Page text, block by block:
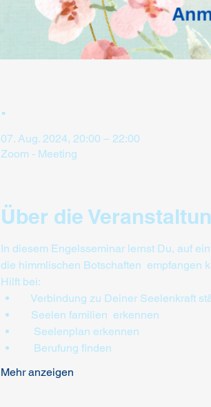
.
07. Aug. 2024, 20:00 – 22:00
Zoom - Meeting
Über die
In diesem Engelsseminar lernst Du, auf
die himmlischen Botschaften  empfangen
Hilft bei:
Verbindung zu Deiner Seelenkraft
Seelen familien  erkennen
Seelenplan erkennen
Berufung finden
Mehr anzeigen